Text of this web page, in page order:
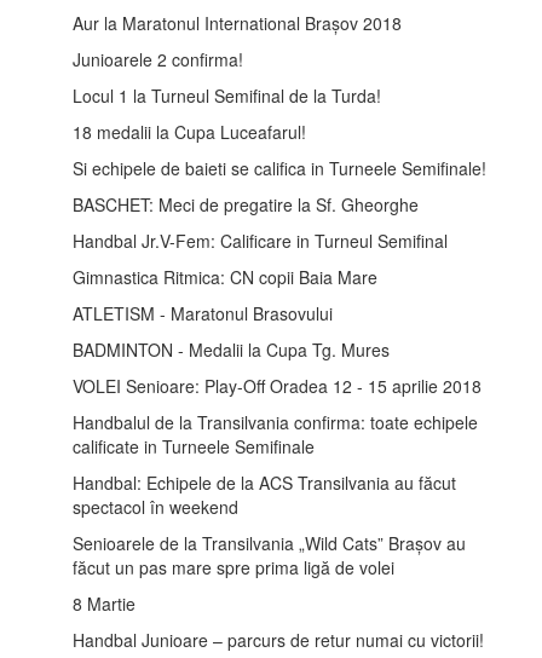
Aur la Maratonul International Brașov 2018
Junioarele 2 confirma!
Locul 1 la Turneul Semifinal de la Turda!
18 medalii la Cupa Luceafarul!
Si echipele de baieti se califica in Turneele Semifinale!
BASCHET: Meci de pregatire la Sf. Gheorghe
Handbal Jr.V-Fem: Calificare in Turneul Semifinal
Gimnastica Ritmica: CN copii Baia Mare
ATLETISM - Maratonul Brasovului
BADMINTON - Medalii la Cupa Tg. Mures
VOLEI Senioare: Play-Off Oradea 12 - 15 aprilie 2018
Handbalul de la Transilvania confirma: toate echipele
calificate in Turneele Semifinale
Handbal: Echipele de la ACS Transilvania au făcut
spectacol în weekend
Senioarele de la Transilvania „Wild Cats” Brașov au
făcut un pas mare spre prima ligă de volei
8 Martie
Handbal Junioare – parcurs de retur numai cu victorii!